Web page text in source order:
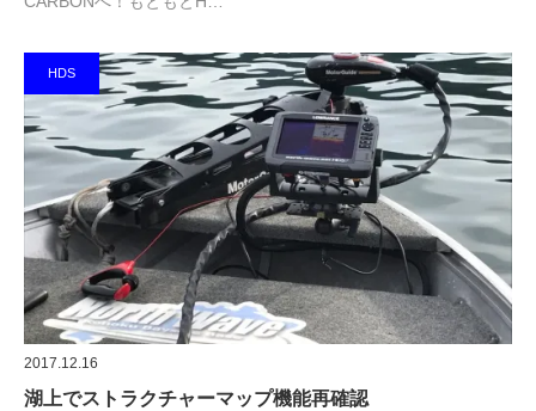
HDS
2017.12.16
湖上でストラクチャーマップ機能再確認